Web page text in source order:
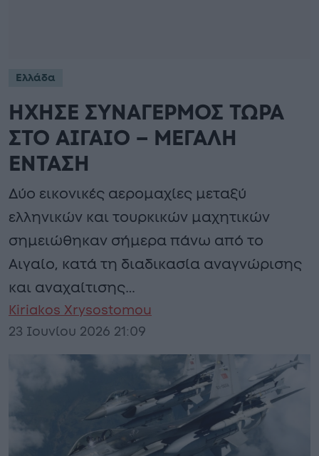
Ελλάδα
ΗΧΗΣΕ ΣΥΝΑΓΕΡΜΟΣ ΤΩΡΑ
ΣΤΟ ΑΙΓΑΙΟ – ΜΕΓΑΛΗ
ΕΝΤΑΣΗ
Δύο εικονικές αερομαχίες μεταξύ
ελληνικών και τουρκικών μαχητικών
σημειώθηκαν σήμερα πάνω από το
Αιγαίο, κατά τη διαδικασία αναγνώρισης
και αναχαίτισης…
Kiriakos Xrysostomou
23 Ιουνίου 2026 21:09